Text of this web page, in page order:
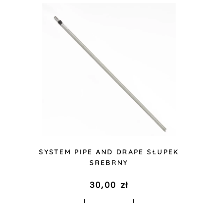
SYSTEM PIPE AND DRAPE SŁUPEK
SREBRNY
30,00 zł